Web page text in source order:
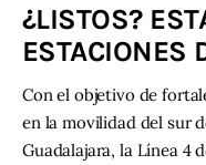
¿LISTOS?
ESTACIONES
Con el objetivo de
en la movilidad del sur
Guadalajara, la Línea 4